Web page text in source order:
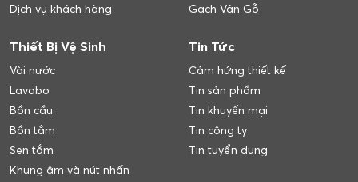
Dịch vụ khách hàng
Gạch Vân Gỗ
Thiết Bị Vệ Sinh
Vòi nước
Lavabo
Bồn cầu
Bồn tắm
Sen tắm
Khung âm và nút nhấn
Tin Tức
Cảm hứng thiết kế
Tin sản phẩm
Tin khuyến mại
Tin công ty
Tin tuyển dụng